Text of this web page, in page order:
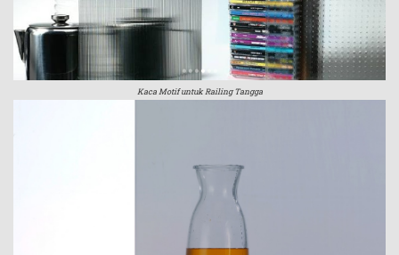
Kaca Motif untuk Railing Tangga